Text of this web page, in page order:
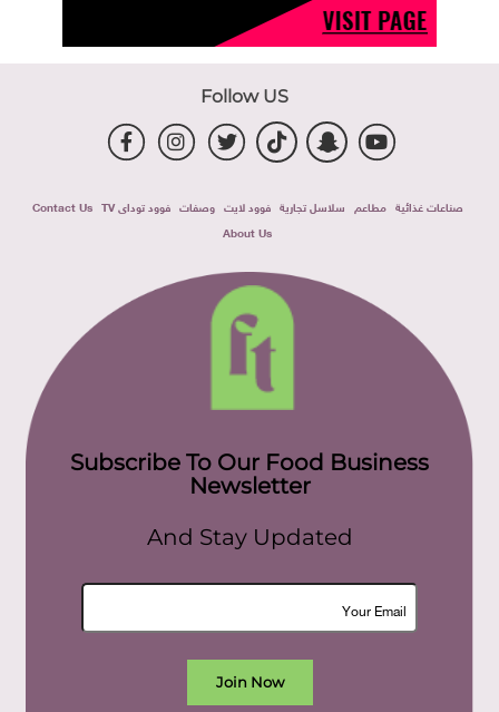
Follow US
صناعات غذائية مطاعم سلاسل تجارية فوود لايت وصفات فوود توداى TV
Contact Us
About Us
Subscribe To Our Food Business
Newsletter
And Stay Updated
Join Now